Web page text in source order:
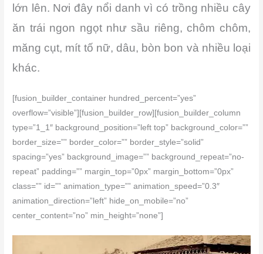
lớn lên. Nơi đây nổi danh vì có trồng nhiều cây
ăn trái ngon ngọt như sầu riêng, chôm chôm,
măng cụt, mít tố nữ, dâu, bòn bon và nhiều loại
khác.
[fusion_builder_container hundred_percent=”yes”
overflow=”visible”][fusion_builder_row][fusion_builder_column
type=”1_1″ background_position=”left top” background_color=””
border_size=”” border_color=”” border_style=”solid”
spacing=”yes” background_image=”” background_repeat=”no-
repeat” padding=”” margin_top=”0px” margin_bottom=”0px”
class=”” id=”” animation_type=”” animation_speed=”0.3″
animation_direction=”left” hide_on_mobile=”no”
center_content=”no” min_height=”none”]